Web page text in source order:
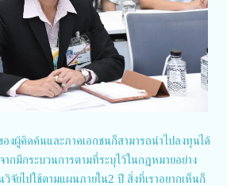
งผู้คิดค้นและภาคเอกชนก็สามารถนำไปลงทุนได้
ากมีกระบวนการตามที่ระบุไว้ในกฎหมายอย่าง
วิจัยไปใช้ตามแผนภายใน2 ปี สิ่งที่เราอยากเห็นก็